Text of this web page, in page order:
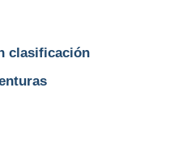
clasificación